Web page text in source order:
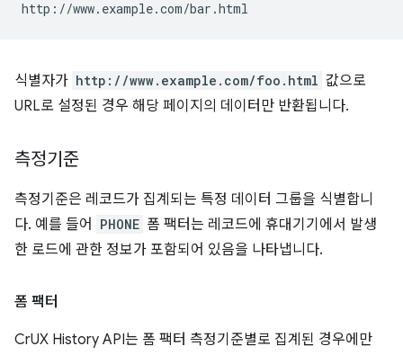
식별자가 http://www.example.com/foo.html 값으로
URL로 설정된 경우 해당 페이지의 데이터만 반환됩니다.
측정기준
측정기준은 레코드가 집계되는 특정 데이터 그룹을 식별합니
다. 예를 들어
PHONE 폼 팩터는 레코드에 휴대기기에서 발생
한 로드에 관한 정보가 포함되어 있음을 나타냅니다.
폼 팩터
CrUX History API는 폼 팩터 측정기준별로 집계된 경우에만